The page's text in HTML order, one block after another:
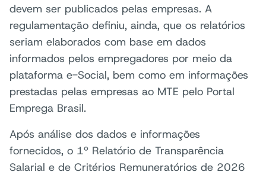
devem ser publicados pelas empresas. A
regulamentação definiu, ainda, que os relatórios
seriam elaborados com base em dados
informados pelos empregadores por meio da
plataforma e-Social, bem como em informações
prestadas pelas empresas ao MTE pelo Portal
Emprega Brasil.
Após análise dos dados e informações
fornecidos, o 1º Relatório de Transparência
Salarial e de Critérios Remuneratórios de 2026